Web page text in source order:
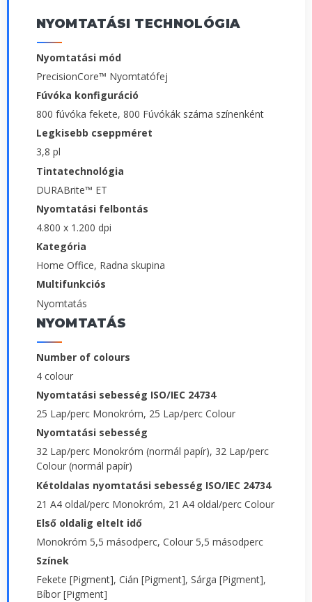
NYOMTATÁSI TECHNOLÓGIA
Nyomtatási mód
PrecisionCore™ Nyomtatófej
Fúvóka konfiguráció
800 fúvóka fekete, 800 Fúvókák száma színenként
Legkisebb cseppméret
3,8 pl
Tintatechnológia
DURABrite™ ET
Nyomtatási felbontás
4.800 x 1.200 dpi
Kategória
Home Office, Radna skupina
Multifunkciós
Nyomtatás
NYOMTATÁS
Number of colours
4 colour
Nyomtatási sebesség ISO/IEC 24734
25 Lap/perc Monokróm, 25 Lap/perc Colour
Nyomtatási sebesség
32 Lap/perc Monokróm (normál papír), 32 Lap/perc
Colour (normál papír)
Kétoldalas nyomtatási sebesség ISO/IEC 24734
21 A4 oldal/perc Monokróm, 21 A4 oldal/perc Colour
Első oldalig eltelt idő
Monokróm 5,5 másodperc, Colour 5,5 másodperc
Színek
Fekete [Pigment], Cián [Pigment], Sárga [Pigment],
Bíbor [Pigment]